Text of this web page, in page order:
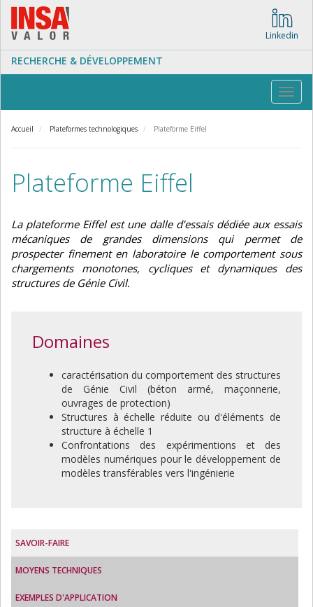
Aller
contenu
principal
Linkedin
RECHERCHE & DÉVELOPPEMENT
Accueil Plateformes technologiques Plateforme Eiffel
Plateforme Eiffel
La plateforme Eiffel est une dalle d’essais dédiée aux essais
mécaniques de grandes dimensions qui permet de
prospecter finement en laboratoire le comportement sous
chargements monotones, cycliques et dynamiques des
structures de Génie Civil.
Domaines
caractérisation du comportement des structures
de Génie Civil (béton armé, maçonnerie,
ouvrages de protection)
Structures à échelle réduite ou d'éléments de
structure à échelle 1
Confrontations des expérimentions et des
modèles numériques pour le développement de
modèles transférables vers l'ingénierie
SAVOIR-FAIRE
MOYENS TECHNIQUES
EXEMPLES D'APPLICATION